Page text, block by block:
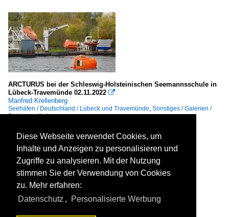
ARCTURUS bei der Schleswig-Holsteinischen Seemannsschule in
Lübeck-Travemünde 02.11.2022 
Manfred Krellenberg
Seehäfen / Deutschland / Lübeck und Travemünde, Sonstiges / Galerien /
Rettungsmittel
Diese Webseite verwendet Cookies, um
Inhalte und Anzeigen zu personalisieren und
Zugriffe zu analysieren. Mit der Nutzung
stimmen Sie der Verwendung von Cookies
zu. Mehr erfahren:
Datenschutz , Personalisierte Werbung